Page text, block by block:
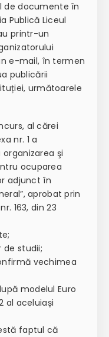
de documente în
Publică Liceul
printr-un
e-mail, în termen
publicării
următoarele
al cărei
nr. 1 a
organizarea şi
ocuparea
adjunct în
aprobat prin
163, din 23
studii;
vechimea
modelul Euro
al aceluiași
faptul că